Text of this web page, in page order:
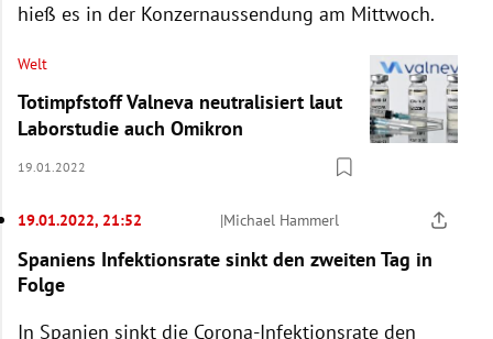
hieß es in der Konzernaussendung am Mittwoch.
Welt
Totimpfstoff Valneva neutralisiert laut
Laborstudie auch Omikron
19.01.2022
19.01.2022, 21:52 |Michael Hammerl
Spaniens Infektionsrate sinkt den zweiten Tag in
Folge
In Spanien sinkt die Corona-Infektionsrate den